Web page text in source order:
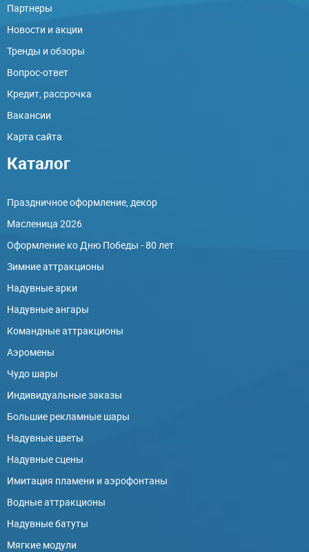
Партнеры
Новости и акции
Тренды и обзоры
Вопрос-ответ
Кредит, рассрочка
Вакансии
Карта сайта
Каталог
Праздничное оформление, декор
Масленица 2026
Оформление ко Дню Победы - 80 лет
Зимние аттракционы
Надувные арки
Надувные ангары
Командные аттракционы
Аэромены
Чудо шары
Индивидуальные заказы
Большие рекламные шары
Надувные цветы
Надувные сцены
Имитация пламени и аэрофонтаны
Водные аттракционы
Надувные батуты
Мягкие модули